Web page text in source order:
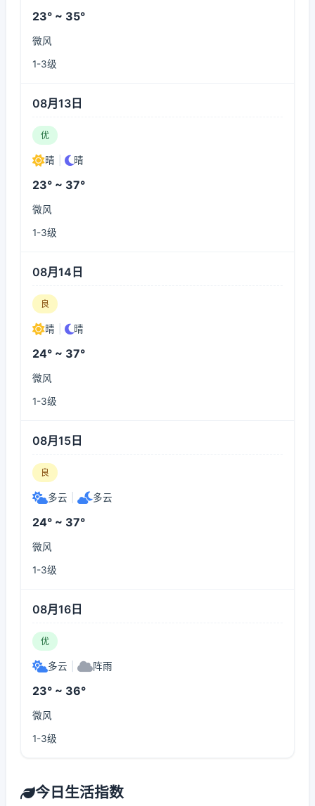
23° ~ 35°
微风
1-3级
08月13日
优
晴 晴
23° ~ 37°
微风
1-3级
08月14日
良
晴 晴
24° ~ 37°
微风
1-3级
08月15日
良
多云 多云
24° ~ 37°
微风
1-3级
08月16日
优
多云 阵雨
23° ~ 36°
微风
1-3级
今日生活指数